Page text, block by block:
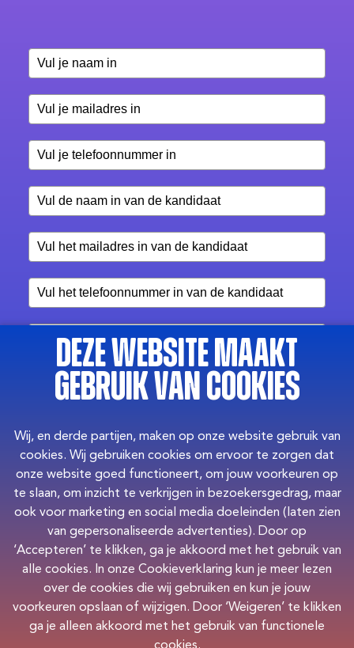
Deze website maakt
gebruik van cookies
Wij, en derde partijen, maken op onze website gebruik van
cookies. Wij gebruiken cookies om ervoor te zorgen dat
onze website goed functioneert, om jouw voorkeuren op
te slaan, om inzicht te verkrijgen in bezoekersgedrag, maar
ook voor marketing en social media doeleinden (laten zien
van gepersonaliseerde advertenties). Door op
‘Accepteren’ te klikken, ga je akkoord met het gebruik van
alle cookies. In onze Cookieverklaring kun je meer lezen
over de cookies die wij gebruiken en kun je jouw
voorkeuren opslaan of wijzigen. Door ‘Weigeren’ te klikken
ga je alleen akkoord met het gebruik van functionele
Wil je een deel van de
beloning (€500) doneren aan
het goede doel? Het bedrag
wordt door The New Crew
verdubbeld.
Hoeveel wil je doneren?
Privacy beleid*
Ja, ik ga akkoord met het privacy beleid